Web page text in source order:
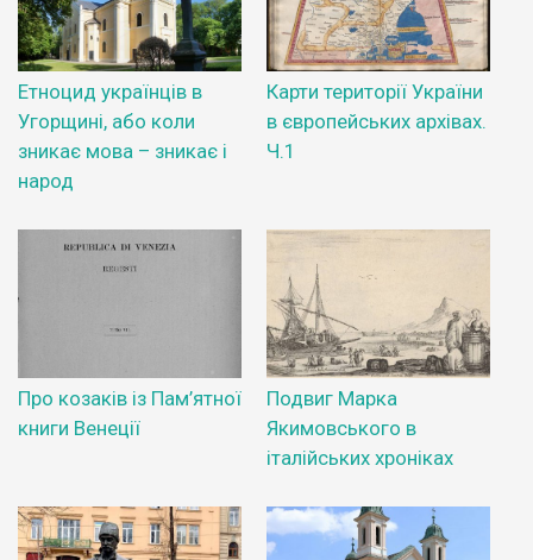
Етноцид українців в
Угорщині, або коли
зникає мова – зникає і
народ
Карти території України
в європейських архівах.
Ч.1
Про козаків із Пам’ятної
книги Венеції
Подвиг Марка
Якимовського в
італійських хроніках